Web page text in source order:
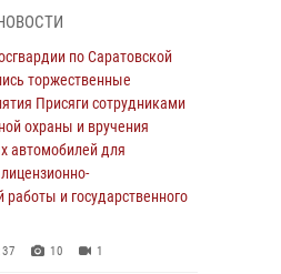
сотрудники
вернуться домой
по Саратовской
торжественные
Присяги сотрудниками
охраны и вручения
автомобилей для
по Саратовской
торжественные
Присяги сотрудниками
охраны и вручения
автомобилей для
работы и государственного
10 1